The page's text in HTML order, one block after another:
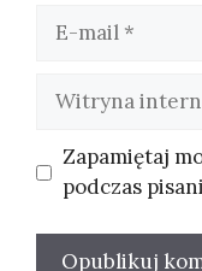
mail
internetowa
Zapamiętaj
podczas